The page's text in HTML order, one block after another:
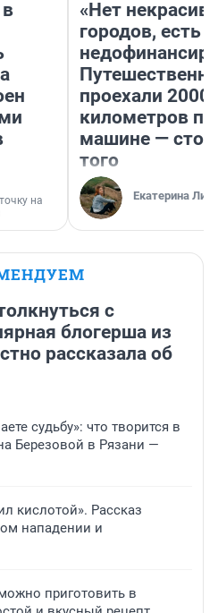
на
«Нет
городов, есть
проехали 2000
километров по
машине —
того
Екатерина
с
блогерша из
рассказала об
судьбу»: что творится в
Березовой в Рязани —
кислотой». Рассказ
нападении и
приготовить в